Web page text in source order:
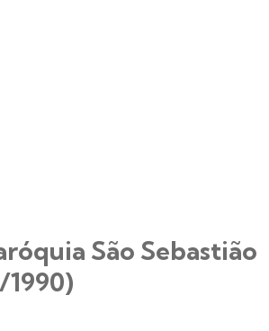
São Sebastião
1990)